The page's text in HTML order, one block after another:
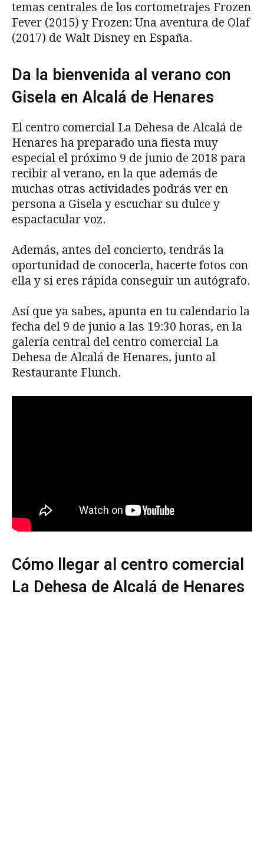
temas centrales de los cortometrajes Frozen
Fever (2015) y Frozen: Una aventura de Olaf
(2017) de Walt Disney en España.
Da la bienvenida al verano con
Gisela en Alcalá de Henares
El centro comercial La Dehesa de Alcalá de
Henares ha preparado una fiesta muy
especial el próximo 9 de junio de 2018 para
recibir al verano, en la que además de
muchas otras actividades podrás ver en
persona a Gisela y escuchar su dulce y
espactacular voz.
Además, antes del concierto, tendrás la
oportunidad de conocerla, hacerte fotos con
ella y si eres rápida conseguir un autógrafo.
Así que ya sabes, apunta en tu calendario la
fecha del 9 de junio a las 19:30 horas, en la
galería central del centro comercial La
Dehesa de Alcalá de Henares, junto al
Restaurante Flunch.
Cómo llegar al centro comercial
La Dehesa de Alcalá de Henares